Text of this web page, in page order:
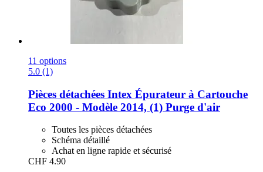
11 options
5.0 (1)
Pièces détachées Intex Épurateur à Cartouche
Eco 2000 -​ Modèle 2014, (1) Purge d'air
Toutes les pièces détachées
Schéma détaillé
Achat en ligne rapide et sécurisé
CHF 4.90